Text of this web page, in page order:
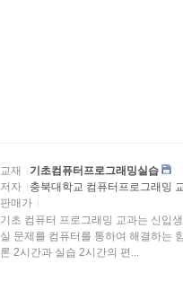
교재
기초컴퓨터프로그래밍실습
저자
충북대학교 컴퓨터프로그래밍
판매가
기초 컴퓨터 프로그래밍 교과는 신입
실 문제를 컴퓨터를 통하여 해결하는
론 2시간과 실습 2시간의 편...